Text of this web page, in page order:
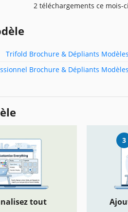
2 téléchargements ce mois-ci
Trifold Brochure & Dépliants Modèles
Brochure & Dépliants Modèles
tout
3